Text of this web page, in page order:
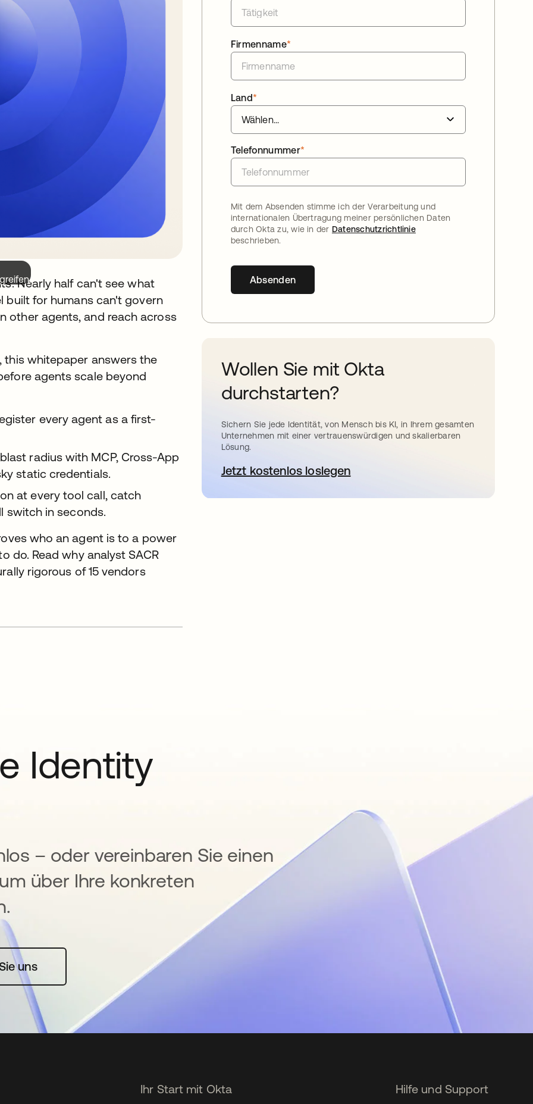
Nearly half can't see what
built for humans can't govern
other agents, and reach across
this whitepaper answers the
agents scale beyond
every agent as a first-
radius with MCP, Cross-App
static credentials.
at every tool call, catch
switch in seconds.
who an agent is to a power
do. Read why analyst SACR
rigorous of 15 vendors
*
Firmenname
*
Land
*
Telefonnummer
Mit dem Absenden stimme ich der Verarbeitung und
internationalen Übertragung meiner persönlichen Daten
durch Okta zu, wie in der Datenschutzrichtlinie
beschrieben.
Absenden
Wollen Sie mit Okta
durchstarten?
Sichern Sie jede Identität, von Mensch bis KI, in Ihrem gesamten
Unternehmen mit einer vertrauenswürdigen und skalierbaren
Lösung.
Jetzt kostenlos loslegenwird in einer neuen Registerkarte geöffnet
Identity
– oder vereinbaren Sie einen
über Ihre konkreten
geöffnet
uns
Ihr Start mit Okta Hilfe und Support